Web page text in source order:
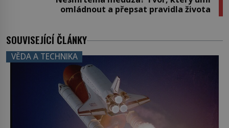
omládnout a přepsat pravidla života
SOUVISEJÍCÍ ČLÁNKY
VĚDA A TECHNIKA